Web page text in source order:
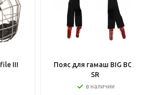
III
Пояс для гамаш BIG BOY
SR
в наличии